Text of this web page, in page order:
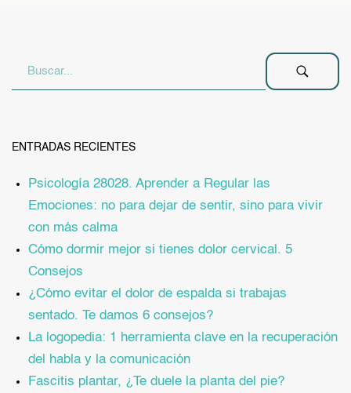
ENTRADAS RECIENTES
Psicología 28028. Aprender a Regular las
Emociones: no para dejar de sentir, sino para vivir
con más calma
Cómo dormir mejor si tienes dolor cervical. 5
Consejos
¿Cómo evitar el dolor de espalda si trabajas
sentado. Te damos 6 consejos?
La logopedia: 1 herramienta clave en la recuperación
del habla y la comunicación
Fascitis plantar, ¿Te duele la planta del pie?